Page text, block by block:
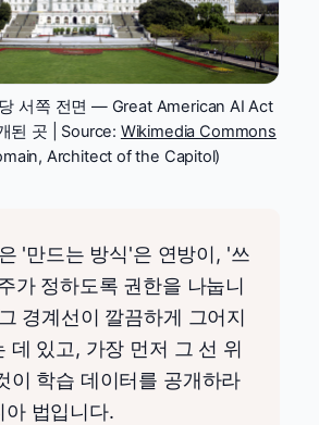
서쪽 전면 — Great American AI Act
된 곳 | Source: Wikimedia Commons
Architect of the Capitol)
'만드는 방식'은 연방이, '쓰
가 정하도록 권한을 나눕니
경계선이 깔끔하게 그어지
데 있고, 가장 먼저 그 선 위
이 학습 데이터를 공개하라
아 법입니다.